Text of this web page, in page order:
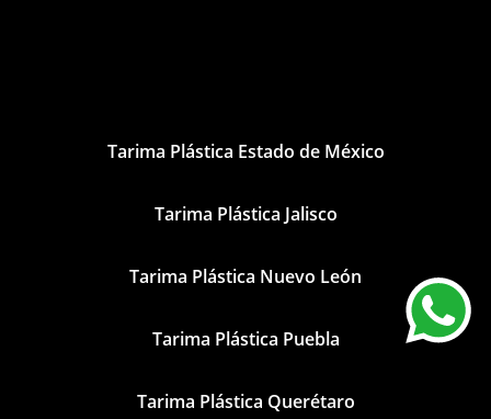
Tarima Plástica Estado de México
Tarima Plástica Jalisco
Tarima Plástica Nuevo León
Tarima Plástica Puebla
Tarima Plástica Querétaro